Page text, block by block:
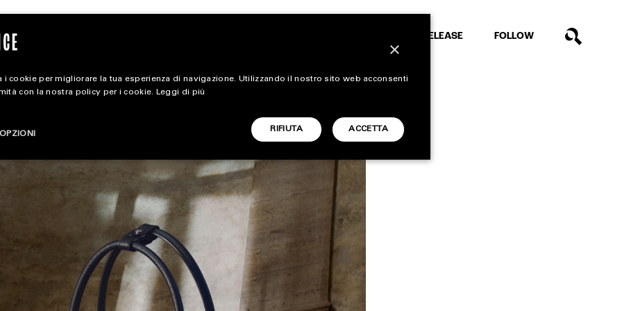
CARICA ALTRI
RELEASE FOLLOW
STYLE
FOOTWEAR
ACCESSORIES
×
i cookie per migliorare la tua esperienza di navigazione. Utilizzando il nostro sito web acconsenti
con la nostra policy per i cookie. Leggi di più
ACCETTA
RIFIUTA